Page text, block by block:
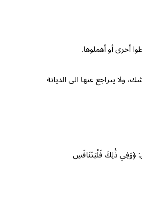
أخرى أو أهملوها.
ولا يتراجع عنها الى الدياثة
﴿وَفِي ذَٰلِكَ فَلْيَتَنَافَسِ